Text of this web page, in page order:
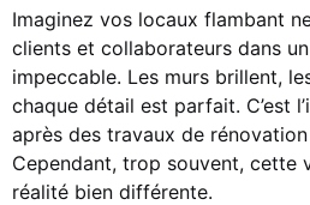
Imaginez vos locaux flambant
clients et collaborateurs dans
impeccable. Les murs brillent,
chaque détail est parfait. C’est
après des travaux de
Cependant, trop souvent, cette
réalité bien différente.